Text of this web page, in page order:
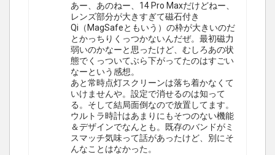
あー、あのねー、14 Pro Maxだけどねー、
レンズ部分が大きすぎて磁石付き
Qi（MagSafeともいう）の枠が大きいのだ
とかっちりくっつかないんだぜ。最初磁力
弱いのかなーと思ったけど、むしろあの状
態でくっついてぶら下がってたのはすごい
なーという感想。
あと常時点灯スクリーンは落ち着かなくて
いけませんや。設定で消せるのは知って
る。そして結局面倒なので放置してます。
ウルトラ時計はあまりにもそつのない機能
＆デザインでなんとも。既存のバンドがミ
スマッチ気味って話があったけど、別にそ
んなことはなかった。